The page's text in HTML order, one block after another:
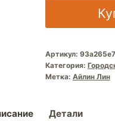
Артикул:
Категория:
Метка: Айлин Лин
Детали